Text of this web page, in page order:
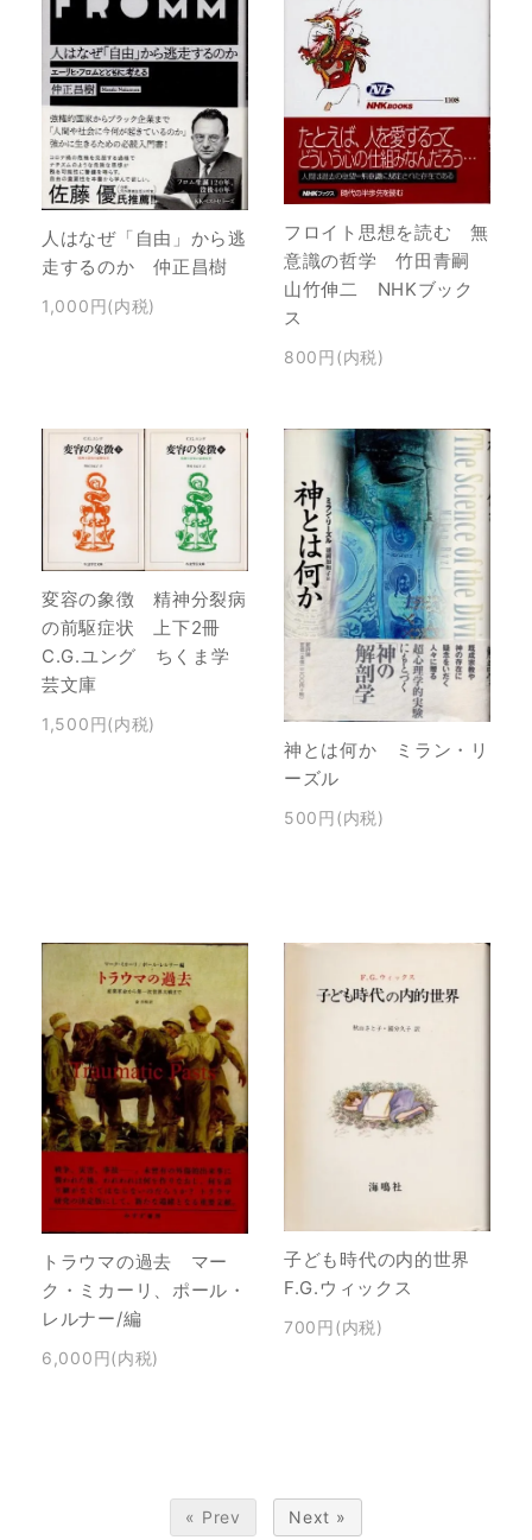
人はなぜ「自由」から逃
走するのか 仲正昌樹
1,000円(内税)
フロイト思想を読む 無
意識の哲学 竹田青嗣
山竹伸二 NHKブック
ス
800円(内税)
変容の象徴 精神分裂病
の前駆症状 上下2冊
C.G.ユング ちくま学
芸文庫
1,500円(内税)
神とは何か ミラン・リ
ーズル
500円(内税)
トラウマの過去 マー
ク・ミカーリ、ポール・
レルナー/編
6,000円(内税)
子ども時代の内的世界
F.G.ウィックス
700円(内税)
« Prev Next »